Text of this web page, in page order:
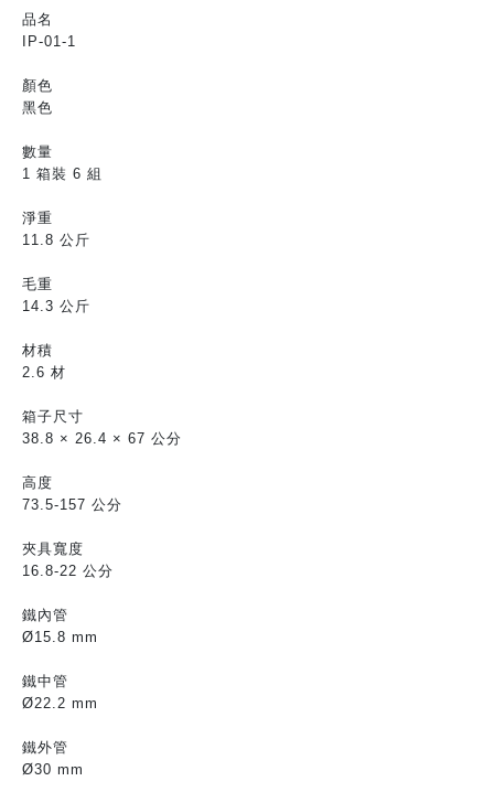
品名
IP-01-1
顏色
黑色
數量
1 箱裝 6 組
淨重
11.8 公斤
毛重
14.3 公斤
材積
2.6 材
箱子尺寸
38.8 × 26.4 × 67 公分
高度
73.5-157 公分
夾具寬度
16.8-22 公分
鐵內管
Ø15.8 mm
鐵中管
Ø22.2 mm
鐵外管
Ø30 mm